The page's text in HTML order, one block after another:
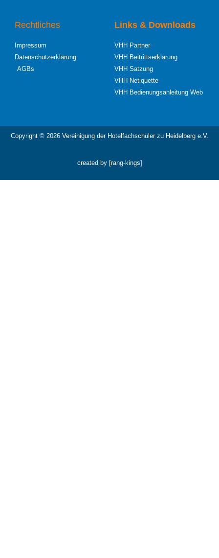
Rechtliches
Impressum
Datenschutzerklärung
AGBs
Links & Downloads
VHH Partner
VHH Beitrittserklärung
VHH Satzung
VHH Netiquette
VHH Bedienungsanleitung Web
Copyright © 2026 Vereinigung der Hotelfachschüler zu Heidelberg e.V.
created by [rang-kings]